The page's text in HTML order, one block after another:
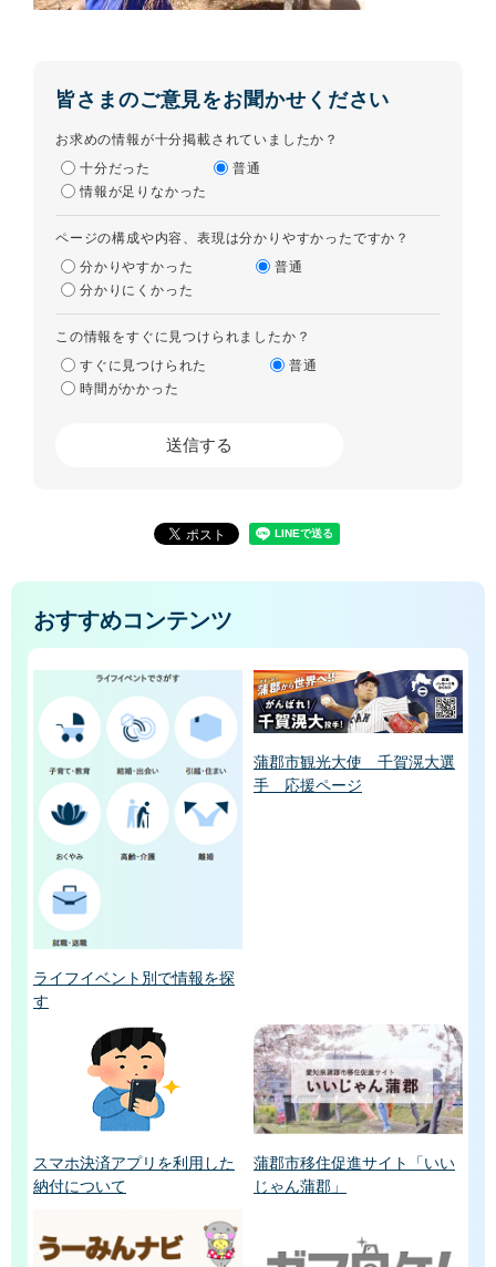
皆さまのご意見をお聞かせください
お求めの情報が十分掲載されていましたか？
十分だった
普通
情報が足りなかった
ページの構成や内容、表現は分かりやすかったですか？
分かりやすかった
普通
分かりにくかった
この情報をすぐに見つけられましたか？
すぐに見つけられた
普通
時間がかかった
おすすめコンテンツ
ライフイベント別で情報を探
す
蒲郡市観光大使 千賀滉大選
手 応援ページ
スマホ決済アプリを利用した
納付について
蒲郡市移住促進サイト「いい
じゃん蒲郡」